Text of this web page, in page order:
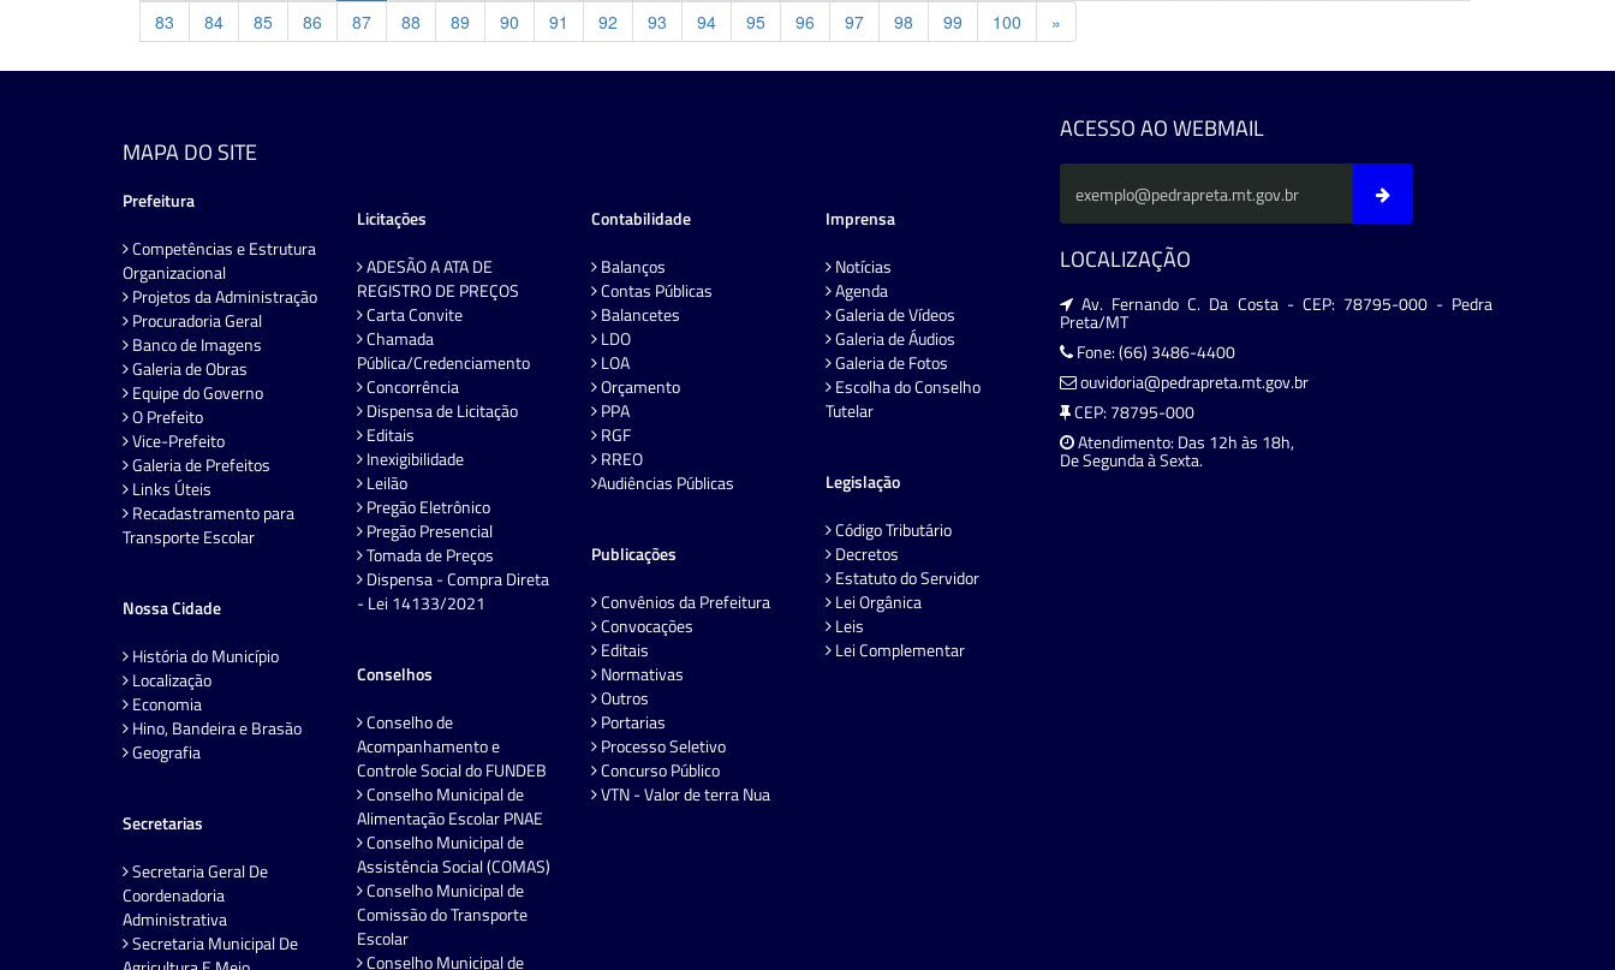
83
84 85 86 87 88 89 90 91 92 93 94 95 96 97 98 99 100 »
MAPA DO SITE
Prefeitura
Competências e Estrutura
Organizacional
Projetos da Administração
Procuradoria Geral
Banco de Imagens
Galeria de Obras
Equipe do Governo
O Prefeito
Vice-Prefeito
Galeria de Prefeitos
Links Úteis
Recadastramento para
Transporte Escolar
Nossa Cidade
História do Município
Localização
Economia
Hino, Bandeira e Brasão
Geografia
Secretarias
Secretaria Geral De
Coordenadoria
Administrativa
Secretaria Municipal De
Licitações
ADESÃO A ATA DE
REGISTRO DE PREÇOS
Carta Convite
Chamada
Pública/Credenciamento
Concorrência
Dispensa de Licitação
Editais
Inexigibilidade
Leilão
Pregão Eletrônico
Pregão Presencial
Tomada de Preços
Dispensa - Compra Direta
- Lei 14133/2021
Conselhos
Conselho de
Acompanhamento e
Controle Social do FUNDEB
Conselho Municipal de
Alimentação Escolar PNAE
Conselho Municipal de
Assistência Social (COMAS)
Conselho Municipal de
Comissão do Transporte
Escolar
Conselho Municipal de
Contabilidade
Balanços
Contas Públicas
Balancetes
LDO
LOA
Orçamento
PPA
RGF
RREO
Audiências Públicas
Publicações
Convênios da Prefeitura
Convocações
Editais
Normativas
Outros
Portarias
Processo Seletivo
Concurso Público
VTN - Valor de terra Nua
Imprensa
Notícias
Agenda
Galeria de Vídeos
Galeria de Áudios
Galeria de Fotos
Escolha do Conselho
Tutelar
Legislação
Código Tributário
Decretos
Estatuto do Servidor
Lei Orgânica
Leis
Lei Complementar
ACESSO AO WEBMAIL
LOCALIZAÇÃO
Av. Fernando C. Da Costa - CEP: 78795-000 - Pedra
Preta/MT
Fone: (66) 3486-4400
ouvidoria@pedrapreta.mt.gov.br
CEP: 78795-000
Atendimento: Das 12h às 18h,
De Segunda à Sexta.